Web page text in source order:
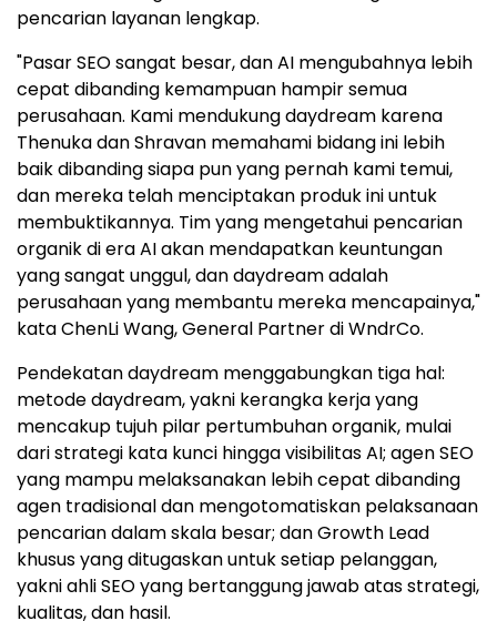
pencarian layanan lengkap.
"Pasar SEO sangat besar, dan AI mengubahnya lebih
cepat dibanding kemampuan hampir semua
perusahaan. Kami mendukung daydream karena
Thenuka dan Shravan memahami bidang ini lebih
baik dibanding siapa pun yang pernah kami temui,
dan mereka telah menciptakan produk ini untuk
membuktikannya. Tim yang mengetahui pencarian
organik di era AI akan mendapatkan keuntungan
yang sangat unggul, dan daydream adalah
perusahaan yang membantu mereka mencapainya,"
kata ChenLi Wang, General Partner di WndrCo.
Pendekatan daydream menggabungkan tiga hal:
metode daydream, yakni kerangka kerja yang
mencakup tujuh pilar pertumbuhan organik, mulai
dari strategi kata kunci hingga visibilitas AI; agen SEO
yang mampu melaksanakan lebih cepat dibanding
agen tradisional dan mengotomatiskan pelaksanaan
pencarian dalam skala besar; dan Growth Lead
khusus yang ditugaskan untuk setiap pelanggan,
yakni ahli SEO yang bertanggung jawab atas strategi,
kualitas, dan hasil.